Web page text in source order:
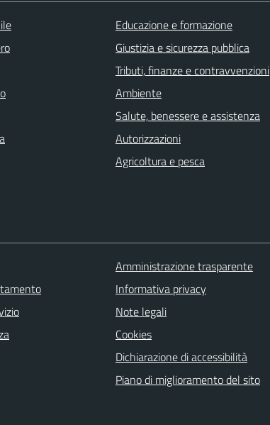
Educazione e formazione
Giustizia e sicurezza pubblica
Tributi, finanze e contravvenzioni
Ambiente
Salute, benessere e assistenza
Autorizzazioni
Agricoltura e pesca
Amministrazione trasparente
Informativa privacy
Note legali
Cookies
Dichiarazione di accessibilità
Piano di miglioramento del sito